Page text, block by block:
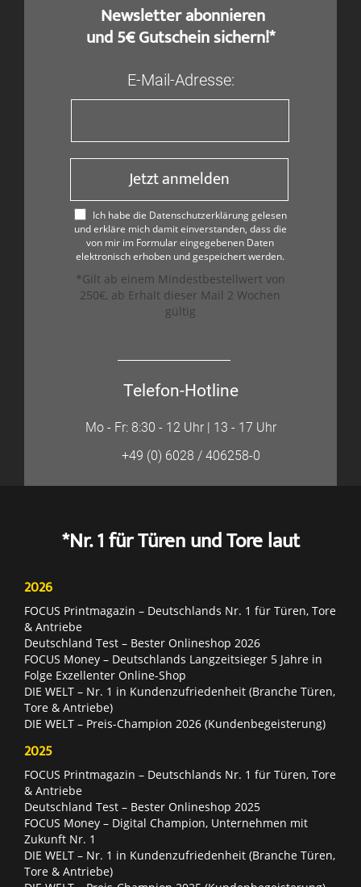
​ Newsletter abonnieren
und 5€ Gutschein sichern!*
E-Mail-Adresse:
Jetzt anmelden
Ich habe die Datenschutzerklärung gelesen
und erkläre mich damit einverstanden, dass die
von mir im Formular eingegebenen Daten
elektronisch erhoben und gespeichert werden.
*Gilt ab einem Mindestbestellwert von
250€, ab Erhalt dieser Mail 2 Wochen
gültig
Telefon-Hotline
Mo - Fr: 8:30 - 12 Uhr | 13 - 17 Uhr
+49 (0) 6028 / 406258-0
*Nr. 1 für Türen und Tore laut
2026
FOCUS Printmagazin – Deutschlands Nr. 1 für Türen, Tore
& Antriebe
Deutschland Test – Bester Onlineshop 2026
FOCUS Money – Deutschlands Langzeitsieger 5 Jahre in
Folge Exzellenter Online-Shop
DIE WELT – Nr. 1 in Kundenzufriedenheit (Branche Türen,
Tore & Antriebe)
DIE WELT – Preis-Champion 2026 (Kundenbegeisterung)
2025
FOCUS Printmagazin – Deutschlands Nr. 1 für Türen, Tore
& Antriebe
Deutschland Test – Bester Onlineshop 2025
FOCUS Money – Digital Champion, Unternehmen mit
Zukunft Nr. 1
DIE WELT – Nr. 1 in Kundenzufriedenheit (Branche Türen,
Tore & Antriebe)